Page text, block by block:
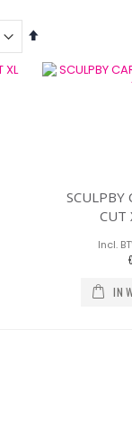
Van
naar
laag
SCULPBY
CUT
IN